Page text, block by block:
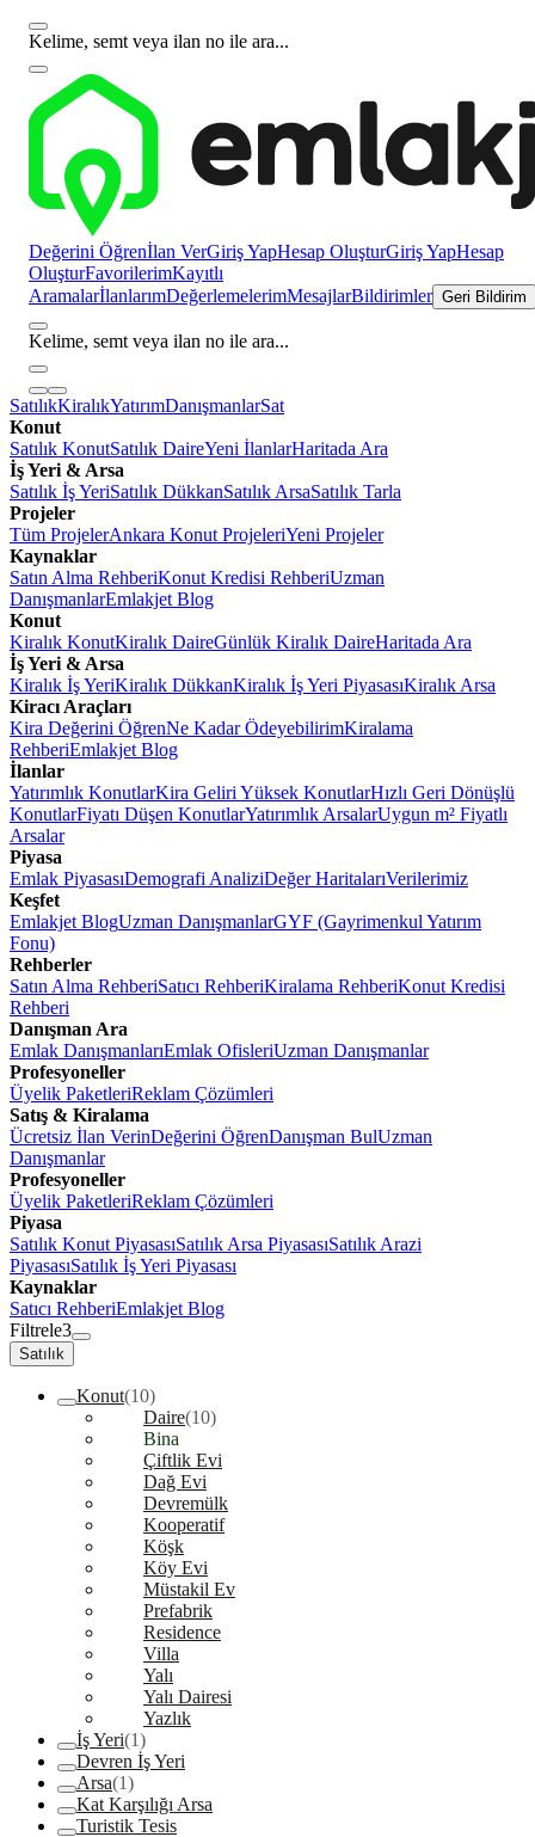
Kelime, semt veya ilan no ile ara...
Değerini Öğrenİlan VerGiriş YapHesap OluşturGiriş YapHesap
OluşturFavorilerimKayıtlı
AramalarİlanlarımDeğerlemelerimMesajlarBildirimler Geri Bildirim
Kelime, semt veya ilan no ile ara...
SatılıkKiralıkYatırımDanışmanlarSat
Konut
Satılık KonutSatılık DaireYeni İlanlarHaritada Ara
İş Yeri & Arsa
Satılık İş YeriSatılık DükkanSatılık ArsaSatılık Tarla
Projeler
Tüm ProjelerAnkara Konut ProjeleriYeni Projeler
Kaynaklar
Satın Alma RehberiKonut Kredisi RehberiUzman
DanışmanlarEmlakjet Blog
Konut
Kiralık KonutKiralık DaireGünlük Kiralık DaireHaritada Ara
İş Yeri & Arsa
Kiralık İş YeriKiralık DükkanKiralık İş Yeri PiyasasıKiralık Arsa
Kiracı Araçları
Kira Değerini ÖğrenNe Kadar ÖdeyebilirimKiralama
RehberiEmlakjet Blog
İlanlar
Yatırımlık KonutlarKira Geliri Yüksek KonutlarHızlı Geri Dönüşlü
KonutlarFiyatı Düşen KonutlarYatırımlık ArsalarUygun m² Fiyatlı
Arsalar
Piyasa
Emlak PiyasasıDemografi AnaliziDeğer HaritalarıVerilerimiz
Keşfet
Emlakjet BlogUzman DanışmanlarGYF (Gayrimenkul Yatırım
Fonu)
Rehberler
Satın Alma RehberiSatıcı RehberiKiralama RehberiKonut Kredisi
Rehberi
Danışman Ara
Emlak DanışmanlarıEmlak OfisleriUzman Danışmanlar
Profesyoneller
Üyelik PaketleriReklam Çözümleri
Satış & Kiralama
Ücretsiz İlan VerinDeğerini ÖğrenDanışman BulUzman
Danışmanlar
Profesyoneller
Üyelik PaketleriReklam Çözümleri
Piyasa
Satılık Konut PiyasasıSatılık Arsa PiyasasıSatılık Arazi
PiyasasıSatılık İş Yeri Piyasası
Kaynaklar
Satıcı RehberiEmlakjet Blog
Filtrele3
Satılık
Konut(10)
Daire(10)
Bina
Çiftlik Evi
Dağ Evi
Devremülk
Kooperatif
Köşk
Köy Evi
Müstakil Ev
Prefabrik
Residence
Villa
Yalı
Yalı Dairesi
Yazlık
İş Yeri(1)
Devren İş Yeri
Arsa(1)
Kat Karşılığı Arsa
Turistik Tesis